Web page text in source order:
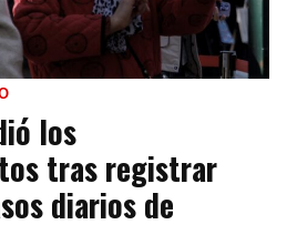
los
tras registrar
diarios de